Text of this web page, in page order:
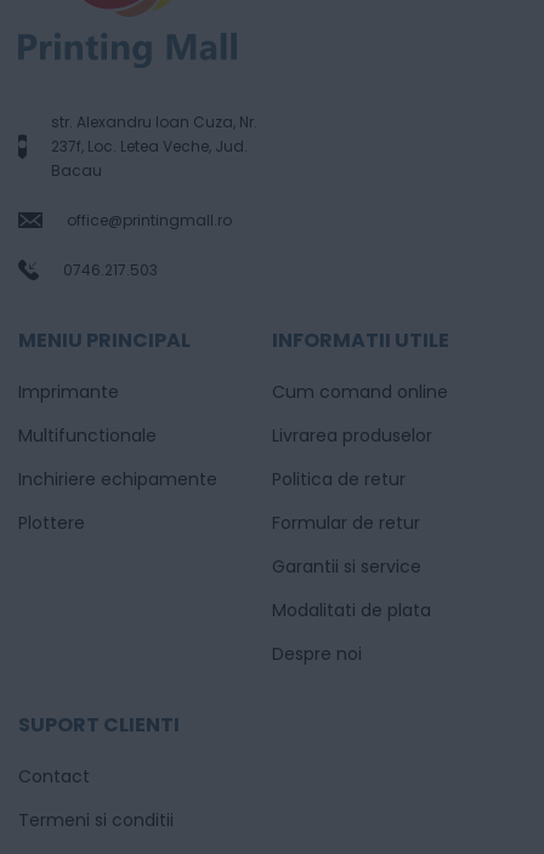
str. Alexandru Ioan Cuza, Nr.
237f, Loc. Letea Veche, Jud.
Bacau
office@printingmall.ro
0746.217.503
MENIU PRINCIPAL
Imprimante
Multifunctionale
Inchiriere echipamente
Plottere
INFORMATII UTILE
Cum comand online
Livrarea produselor
Politica de retur
Formular de retur
Garantii si service
Modalitati de plata
Despre noi
SUPORT CLIENTI
Contact
Termeni si conditii